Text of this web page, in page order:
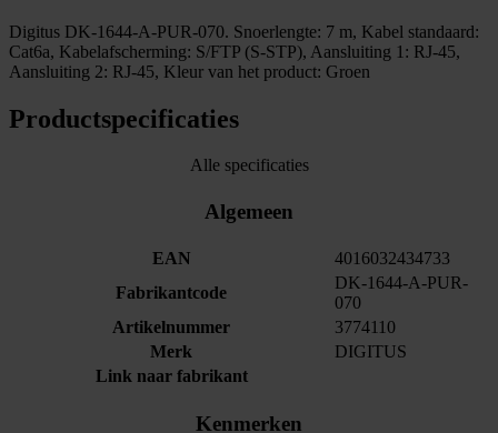
Digitus DK-1644-A-PUR-070. Snoerlengte: 7 m, Kabel standaard:
Cat6a, Kabelafscherming: S/FTP (S-STP), Aansluiting 1: RJ-45,
Aansluiting 2: RJ-45, Kleur van het product: Groen
Productspecificaties
Alle specificaties
Algemeen
EAN
4016032434733
Fabrikantcode
DK-1644-A-PUR-
070
Artikelnummer
3774110
Merk
DIGITUS
Link naar fabrikant
Kenmerken